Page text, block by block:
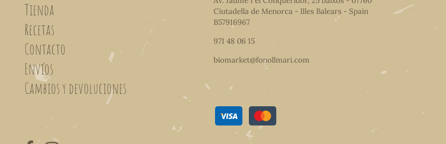
Tienda
Recetas
Contacto
Envíos
Cambios y devoluciones
Ciutadella de Menorca - Illes Balears - Spain
B57916967
971 48 06 15
biomarket@fonollmari.com